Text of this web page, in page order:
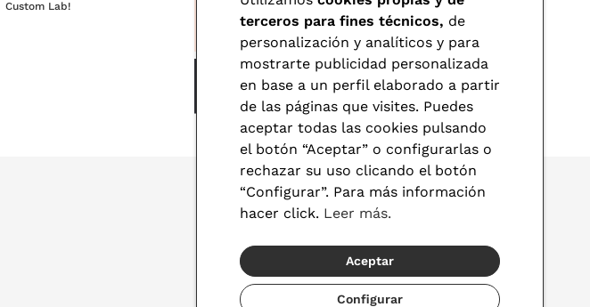
Custom Lab!
© 2026 Visionlab
terceros para fines técnicos, de
personalización y analíticos y para
mostrarte publicidad personalizada
en base a un perfil elaborado a partir
de las páginas que visites. Puedes
aceptar todas las cookies pulsando
el botón “Aceptar” o configurarlas o
rechazar su uso clicando el botón
“Configurar”. Para más información
hacer click. Leer más.
Aceptar
Configurar